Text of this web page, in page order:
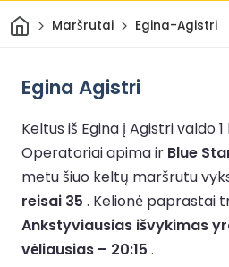
Pradžia
Maršrutai Egina-Agistri
Egina Agistri
Keltus iš Egina į Agistri valdo
Operatoriai apima ir Blue
metu šiuo keltų maršrutu
reisai 35 . Kelionė paprastai
Ankstyviausias išvykimas
vėliausias – 20:15 .